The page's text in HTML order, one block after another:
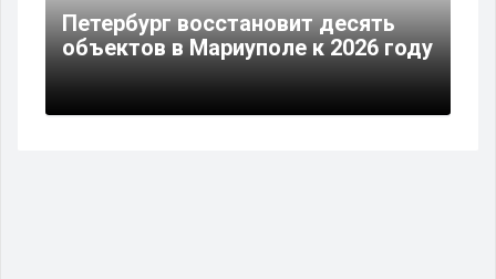
Петербург восстановит десять
объектов в Мариуполе к 2026 году